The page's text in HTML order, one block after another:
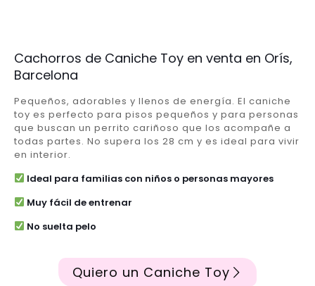
Cachorros de Caniche Toy en venta en Orís,
Barcelona
Pequeños, adorables y llenos de energía. El caniche
toy es perfecto para pisos pequeños y para personas
que buscan un perrito cariñoso que los acompañe a
todas partes. No supera los 28 cm y es ideal para vivir
en interior.
Ideal para familias con niños o personas mayores
Muy fácil de entrenar
No suelta pelo
Quiero un Caniche Toy